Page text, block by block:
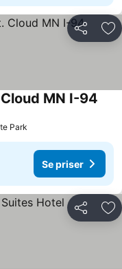
Dela
MN I-94
Park
Se priser
Dela